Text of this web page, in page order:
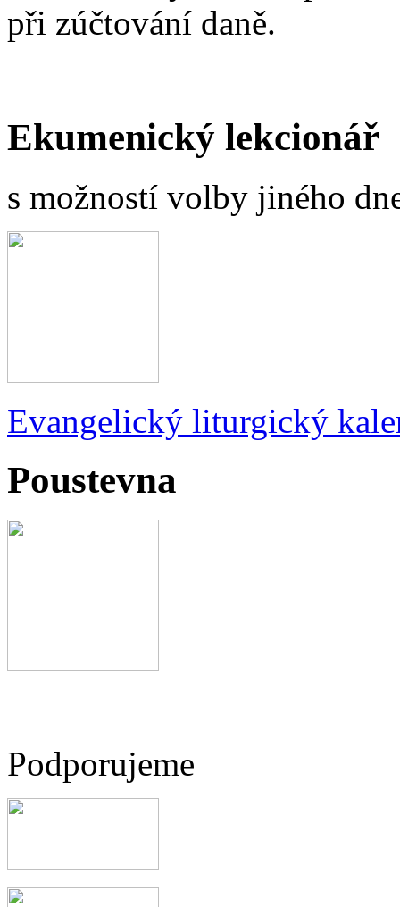
při zúčtování daně.
Ekumenický lekcionář
s možností volby jiného
Evangelický liturgický
Poustevna
Podporujeme